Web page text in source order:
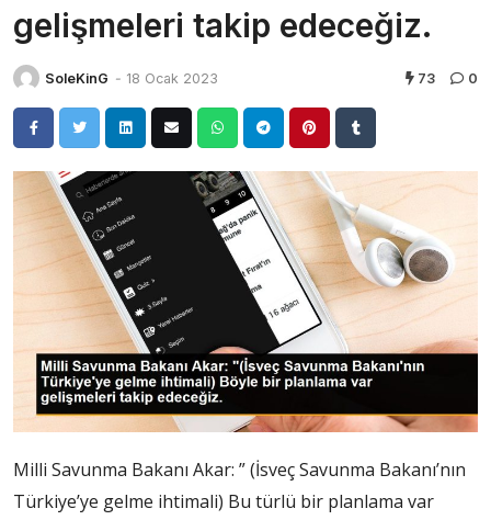
gelişmeleri takip edeceğiz.
SoleKinG - 18 Ocak 2023 73 0
Milli Savunma Bakanı Akar: ” (İsveç Savunma Bakanı’nın
Türkiye’ye gelme ihtimali) Bu türlü bir planlama var